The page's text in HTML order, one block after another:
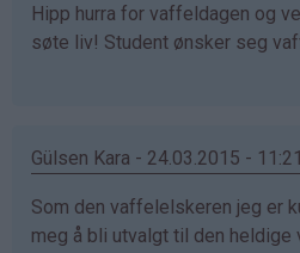
Hipp hurra for vaffeldagen og
søte liv! Student ønsker seg
Gülsen Kara - 24.03.2015 - 11:21
Som den vaffelelskeren jeg er
meg å bli utvalgt til den heldige